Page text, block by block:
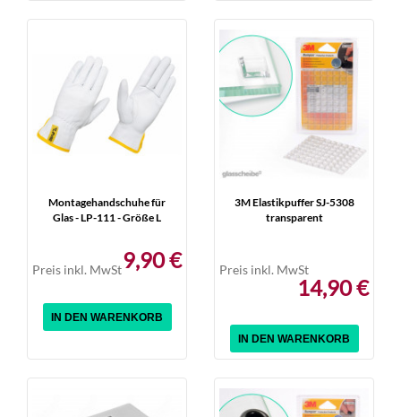
Montagehandschuhe für
Glas - LP-111 - Größe L
Preis inkl. MwSt9,90 €
IN DEN WARENKORB
3M Elastikpuffer SJ-5308
transparent
Preis inkl. MwSt
14,90 €
IN DEN WARENKORB